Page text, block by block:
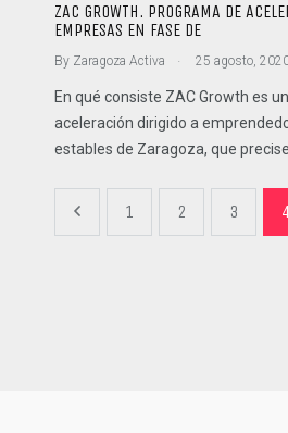
ZAC GROWTH. PROGRAMA DE
EMPRESAS EN FASE DE
By Zaragoza Activa . 25 agosto,
En qué consiste ZAC Growth es
aceleración dirigido a
estables de Zaragoza, que
1 2 3 4